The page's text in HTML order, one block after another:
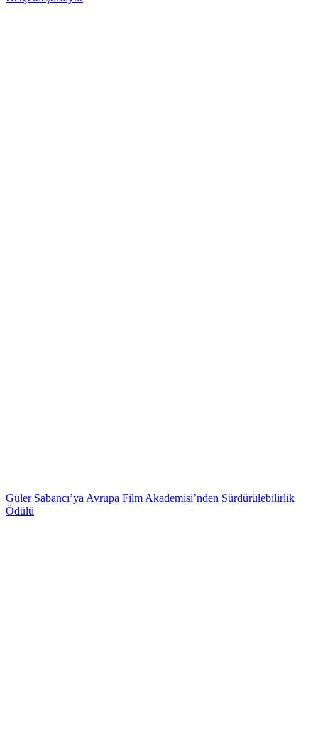
Güler Sabancı’ya Avrupa Film Akademisi’nden Sürdürülebilirlik
Ödülü